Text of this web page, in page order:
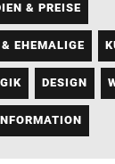
& PREISE
EHEMALIGE
DESIGN